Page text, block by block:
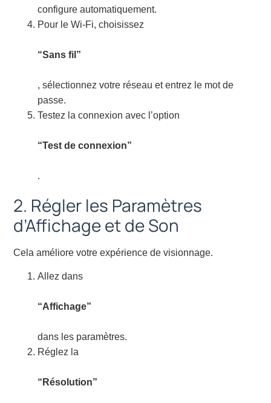
configure automatiquement.
Pour le Wi-Fi, choisissez
“Sans fil”
, sélectionnez votre réseau et entrez le mot de
passe.
Testez la connexion avec l’option
“Test de connexion”
.
2. Régler les Paramètres
d’Affichage et de Son
Cela améliore votre expérience de visionnage.
Allez dans
“Affichage”
dans les paramètres.
Réglez la
“Résolution”